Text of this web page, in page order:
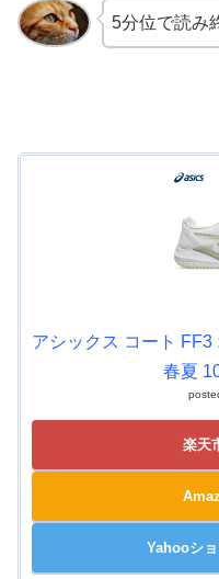
5分位で読み
アシックス コート
春夏
楽天
Yahooシ